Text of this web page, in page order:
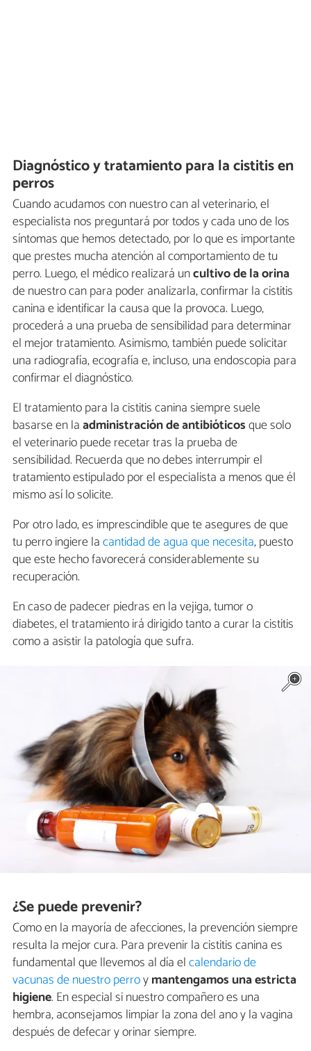
Diagnóstico y tratamiento para la cistitis en
perros
Cuando acudamos con nuestro can al veterinario, el
especialista nos preguntará por todos y cada uno de los
síntomas que hemos detectado, por lo que es importante
que prestes mucha atención al comportamiento de tu
perro. Luego, el médico realizará uncultivo de la orina
de nuestro can para poder analizarla, confirmar la cistitis
canina e identificar la causa que la provoca. Luego,
procederá a una prueba de sensibilidad para determinar
el mejor tratamiento. Asimismo, también puede solicitar
una radiografía, ecografía e, incluso, una endoscopia para
confirmar el diagnóstico.
El tratamiento para la cistitis canina siempre suele
basarse en laadministración de antibióticosque solo
el veterinario puede recetar tras la prueba de
sensibilidad. Recuerda que no debes interrumpir el
tratamiento estipulado por el especialista a menos que él
mismo así lo solicite.
Por otro lado, es imprescindible que te asegures de que
tu perro ingiere lacantidad de agua que necesita, puesto
que este hecho favorecerá considerablemente su
recuperación.
En caso de padecer piedras en la vejiga, tumor o
diabetes, el tratamiento irá dirigido tanto a curar la cistitis
como a asistir la patología que sufra.
¿Se puede prevenir?
Como en la mayoría de afecciones, la prevención siempre
resulta la mejor cura. Para prevenir la cistitis canina es
fundamental que llevemos al día elcalendario de
vacunas de nuestro perroymantengamos una estricta
higiene. En especial si nuestro compañero es una
hembra, aconsejamos limpiar la zona del ano y la vagina
después de defecar y orinar siempre.